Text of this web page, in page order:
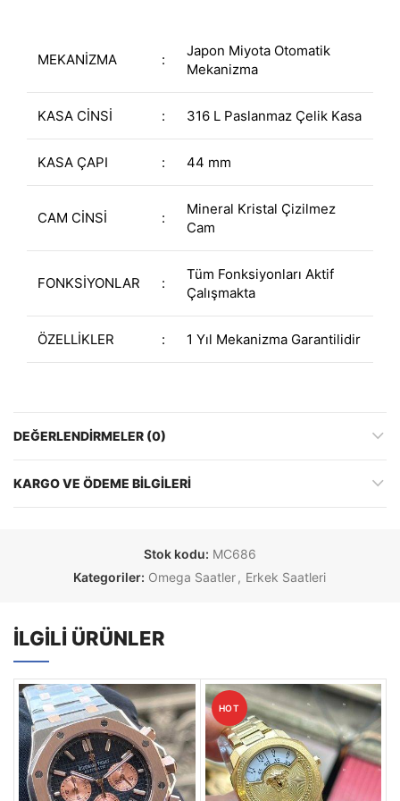
MEKANİZMA :
Japon Miyota Otomatik
Mekanizma
KASA CİNSİ : 316 L Paslanmaz Çelik Kasa
KASA ÇAPI : 44 mm
CAM CİNSİ :
Mineral Kristal Çizilmez
Cam
FONKSİYONLAR :
Tüm Fonksiyonları Aktif
Çalışmakta
ÖZELLİKLER : 1 Yıl Mekanizma Garantilidir
DEĞERLENDIRMELER (0)
KARGO VE ÖDEME BILGILERI
Stok kodu: MC686
Kategoriler: Omega Saatler, Erkek Saatleri
İLGILI ÜRÜNLER
HOT